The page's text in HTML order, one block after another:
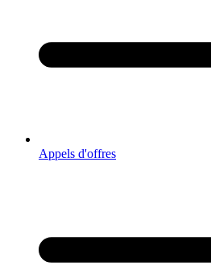
Appels d'offres